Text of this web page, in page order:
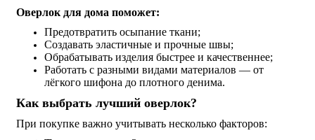
Оверлок для дома поможет:
Предотвратить осыпание ткани;
Создавать эластичные и прочные швы;
Обрабатывать изделия быстрее и качественнее;
Работать с разными видами материалов — от
лёгкого шифона до плотного денима.
Как выбрать лучший оверлок?
При покупке важно учитывать несколько факторов: